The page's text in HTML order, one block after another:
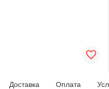
Доставка Оплата